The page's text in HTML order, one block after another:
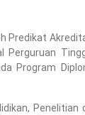
Predikat
Program
Penelitian